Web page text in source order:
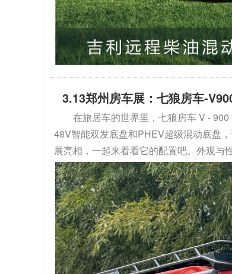
3.13郑州房车展：七狼房车-
在旅居车的世界里，七狼房车 V -
48V智能双发底盘和PHEV超级混动底盘
展亮相，一起来看看它的配置吧。外观与